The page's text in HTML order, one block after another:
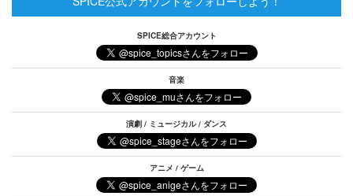
SPICE総合アカウント
音楽
演劇 / ミュージカル / ダンス
アニメ / ゲーム